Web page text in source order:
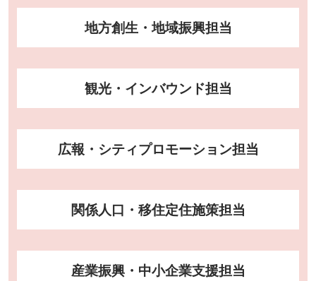
地方創生・地域振興担当
観光・インバウンド担当
広報・シティプロモーション担当
関係人口・移住定住施策担当
産業振興・中小企業支援担当